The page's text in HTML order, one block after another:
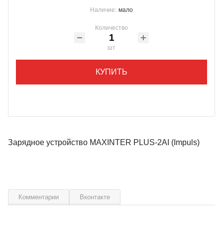
Наличие: мало
Количество
шт
КУПИТЬ
Зарядное устройство MAXINTER PLUS-2AI (Impuls)
Комментарии Вконтакте